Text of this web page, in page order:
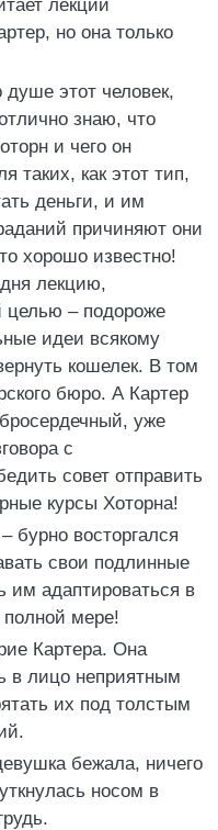
лекции
но она только
этот человек,
знаю, что
и чего он
таких, как этот тип,
деньги, и им
причиняют они
хорошо известно!
лекцию,
целью – подороже
идеи всякому
кошелек. В том
бюро. А Картер
уже
с
совет отправить
курсы Хоторна!
бурно восторгался
свои подлинные
им адаптироваться в
полной мере!
Картера. Она
в лицо неприятным
их под толстым
бежала, ничего
носом в